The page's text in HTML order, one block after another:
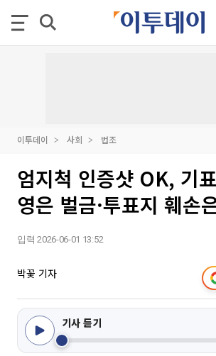
이투데이 사회 법조
엄지척 인증샷 OK, 기
영은 벌금·투표지 훼손
입력 2026-06-01 13:52
박꽃 기자
기사 듣기